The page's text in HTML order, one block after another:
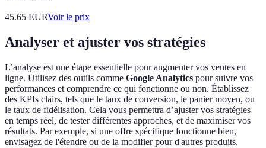
45.65 EURVoir le prix
Analyser et ajuster vos stratégies
L’analyse est une étape essentielle pour augmenter vos ventes en
ligne. Utilisez des outils comme Google Analytics pour suivre vos
performances et comprendre ce qui fonctionne ou non. Établissez
des KPIs clairs, tels que le taux de conversion, le panier moyen, ou
le taux de fidélisation. Cela vous permettra d’ajuster vos stratégies
en temps réel, de tester différentes approches, et de maximiser vos
résultats. Par exemple, si une offre spécifique fonctionne bien,
envisagez de l'étendre ou de la modifier pour d'autres produits.